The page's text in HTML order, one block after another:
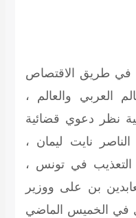
في طريق الاقتصاص
العربي والعالم ،
نظر دعوي قضائية
نايت ليمان ،
التعذيب في تونس ،
بن على ووزير
في الخميس الماضي